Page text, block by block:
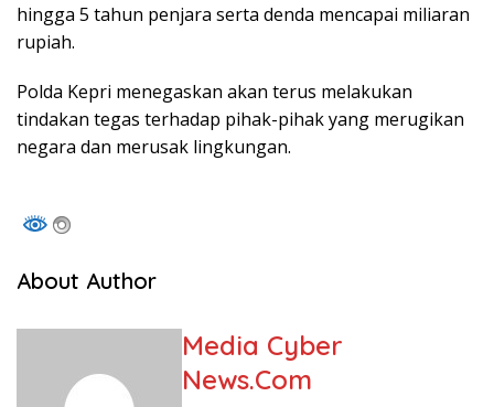
hingga 5 tahun penjara serta denda mencapai miliaran
rupiah.
Polda Kepri menegaskan akan terus melakukan
tindakan tegas terhadap pihak-pihak yang merugikan
negara dan merusak lingkungan.
About Author
Media Cyber
News.Com